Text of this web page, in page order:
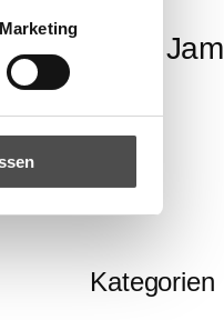
Marketing
Christmas Jam
Kategorien